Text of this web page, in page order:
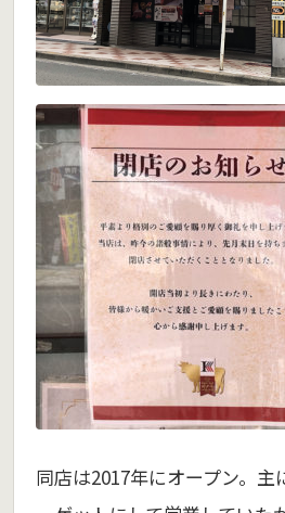
同店は2017年にオープン。主